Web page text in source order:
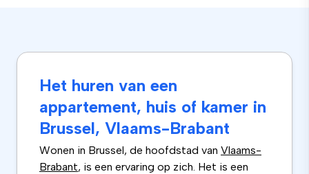
Het huren van een
appartement, huis of kamer in
Brussel, Vlaams-Brabant
Wonen in Brussel, de hoofdstad van Vlaams-
Brabant, is een ervaring op zich. Het is een